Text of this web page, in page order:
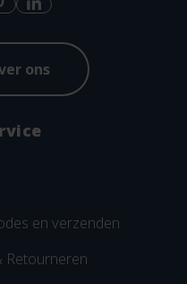
ons
en verzenden
Retourneren